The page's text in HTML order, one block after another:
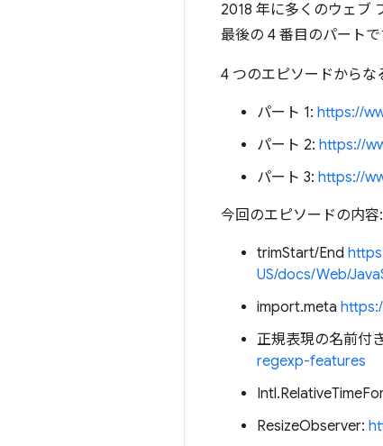
2018 年に多くのウェブ
最後の 4 番目のパートで
4 つのエピソードからな
パート 1: https://
パート 2: https://
パート 3: https://
今回のエピソードの内容:
trimStart/End
US/docs/Web/
import.meta
正規表現の名前付
regexp-features
ResizeObserver: